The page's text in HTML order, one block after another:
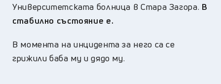
Университетската болница в Стара Загора. В
стабилно състояние е.
В момента на инцидента за него са се
грижили баба му и дядо му.